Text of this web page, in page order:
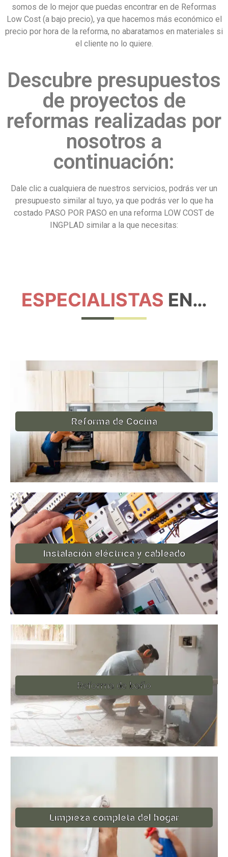
somos de lo mejor que puedas encontrar en de Reformas
Low Cost (a bajo precio), ya que hacemos más económico el
precio por hora de la reforma, no abaratamos en materiales si
el cliente no lo quiere.
Descubre presupuestos
de proyectos de
reformas realizadas por
nosotros a
continuación:
Dale clic a cualquiera de nuestros servicios, podrás ver un
presupuesto similar al tuyo, ya que podrás ver lo que ha
costado PASO POR PASO en una reforma LOW COST de
INGPLAD similar a la que necesitas:
ESPECIALISTAS EN…
Reforma de Cocina
Instalación eléctrica y cableado
Reforma de baño
Limpieza completa del hogar